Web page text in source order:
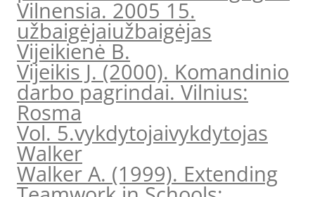
Vilnensia. 2005 15.
užbaigėjaiužbaigėjas
Vijeikienė B.
Vijeikis J. (2000). Komandinio
darbo pagrindai. Vilnius:
Rosma
Vol. 5.vykdytojaivykdytojas
Walker
Walker A. (1999). Extending